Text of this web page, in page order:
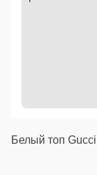
Белый топ